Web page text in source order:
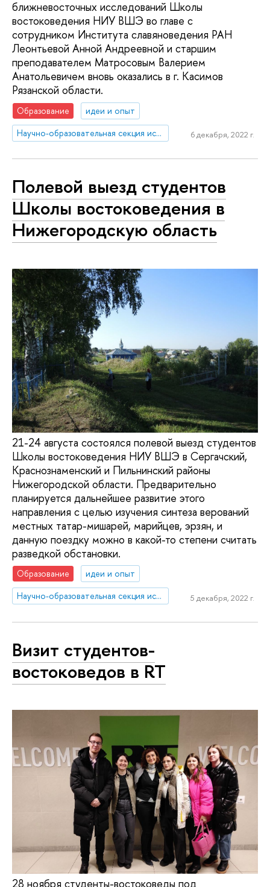
ближневосточных исследований Школы
востоковедения НИУ ВШЭ во главе с
сотрудником Института славяноведения РАН
Леонтьевой Анной Андреевной и старшим
преподавателем Матросовым Валерием
Анатольевичем вновь оказались в г. Касимов
Рязанской области.
Образование
идеи и опыт
Научно-образовательная секция исследований Ближнего Востока и Северной Африки
6 декабря, 2022 г.
Полевой выезд студентов
Школы востоковедения в
Нижегородскую область
21-24 августа состоялся полевой выезд студентов
Школы востоковедения НИУ ВШЭ в Сергачский,
Краснознаменский и Пильнинский районы
Нижегородской области. Предварительно
планируется дальнейшее развитие этого
направления с целью изучения синтеза верований
местных татар-мишарей, марийцев, эрзян, и
данную поездку можно в какой-то степени считать
разведкой обстановки.
Образование
идеи и опыт
Научно-образовательная секция исследований Ближнего Востока и Северной Африки
5 декабря, 2022 г.
Визит cтудентов-
востоковедов в RT
28 ноября cтуденты-востоковеды под